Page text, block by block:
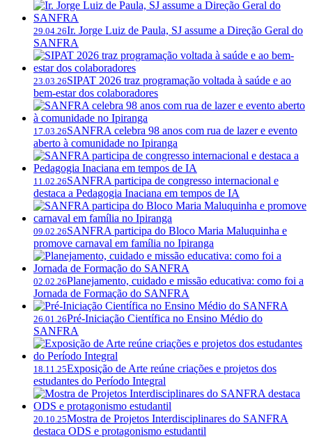
29.04.26Ir. Jorge Luiz de Paula, SJ assume a Direção Geral do
SANFRA
23.03.26SIPAT 2026 traz programação voltada à saúde e ao
bem-estar dos colaboradores
17.03.26SANFRA celebra 98 anos com rua de lazer e evento
aberto à comunidade no Ipiranga
11.02.26SANFRA participa de congresso internacional e
destaca a Pedagogia Inaciana em tempos de IA
09.02.26SANFRA participa do Bloco Maria Maluquinha e
promove carnaval em família no Ipiranga
02.02.26Planejamento, cuidado e missão educativa: como foi a
Jornada de Formação do SANFRA
26.01.26Pré-Iniciação Científica no Ensino Médio do
SANFRA
18.11.25Exposição de Arte reúne criações e projetos dos
estudantes do Período Integral
20.10.25Mostra de Projetos Interdisciplinares do SANFRA
destaca ODS e protagonismo estudantil